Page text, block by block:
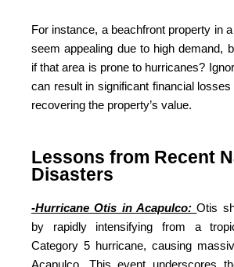
For instance, a beachfront property in
seem appealing due to high demand,
if that area is prone to hurricanes?
can result in significant financial
recovering the property’s value.
Lessons from Recent
Disasters
-Hurricane Otis in Acapulco:Otis
by rapidly intensifying from a
Category 5 hurricane, causing
Acapulco. This event underscores